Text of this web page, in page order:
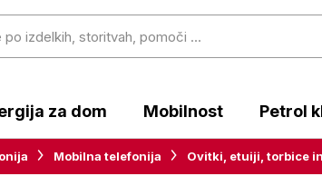
za dom Mobilnost Petrol
Mobilna telefonija Ovitki, etuiji, torbice